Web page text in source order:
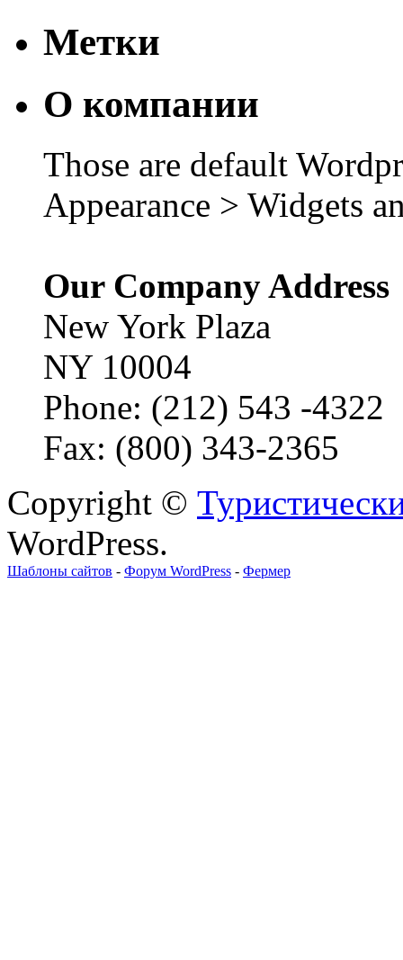
Метки
О компании
Those are default
Appearance > Widgets
Our Company Address
New York Plaza
NY 10004
Phone: (212) 543 -4322
Fax: (800) 343-2365
Copyright ©
WordPress.
Шаблоны сайтов - Форум WordPress - Фермер